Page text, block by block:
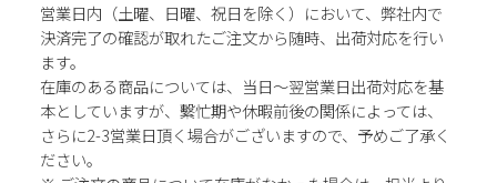
営業日内（土曜、日曜、祝日を除く）において、弊社内で
決済完了の確認が取れたご注文から随時、出荷対応を行い
ます。
在庫のある商品については、当日～翌営業日出荷対応を基
本としていますが、繫忙期や休暇前後の関係によっては、
さらに2-3営業日頂く場合がございますので、予めご了承く
ださい。